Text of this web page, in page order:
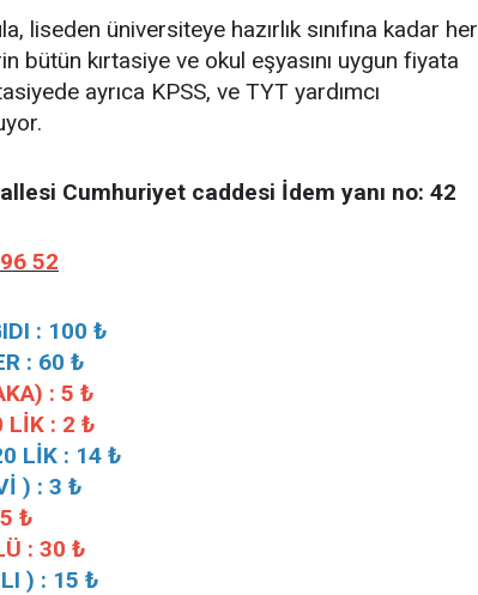
liseden üniversiteye hazırlık sınıfına kadar her
bütün kırtasiye ve okul eşyasını uygun fiyata
ayrıca KPSS, ve TYT yardımcı
Cumhuriyet caddesi İdem yanı no: 42
52
: 100 ₺
: 60 ₺
: 5 ₺
LİK : 2 ₺
LİK : 14 ₺
) : 3 ₺
₺
: 30 ₺
) : 15 ₺